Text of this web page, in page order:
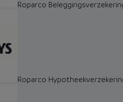
Roparco
Roparco